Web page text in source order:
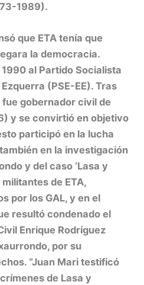
1989).
que ETA tenía que
la democracia.
al Partido Socialista
(PSE-EE). Tras
gobernador civil de
y se convirtió en objetivo
participó en la lucha
en la investigación
y del caso ‘Lasa y
de ETA,
por los GAL, y en el
resultó condenado el
Enrique Rodríguez
por su
“Juan Mari testificó
de Lasa y